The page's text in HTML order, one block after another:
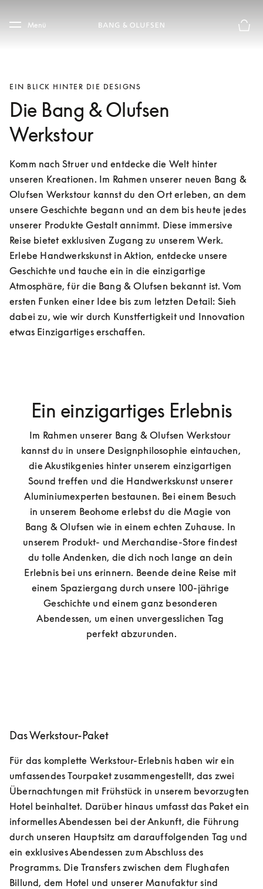
Skip to main footer
Menü
EIN BLICK HINTER DIE DESIGNS
Die Bang & Olufsen
Werkstour
Komm nach Struer und entdecke die Welt hinter
unseren Kreationen. Im Rahmen unserer neuen Bang &
Olufsen Werkstour kannst du den Ort erleben, an dem
unsere Geschichte begann und an dem bis heute jedes
unserer Produkte Gestalt annimmt. Diese immersive
Reise bietet exklusiven Zugang zu unserem Werk.
Erlebe Handwerkskunst in Aktion, entdecke unsere
Geschichte und tauche ein in die einzigartige
Atmosphäre, für die Bang & Olufsen bekannt ist. Vom
ersten Funken einer Idee bis zum letzten Detail: Sieh
dabei zu, wie wir durch Kunstfertigkeit und Innovation
etwas Einzigartiges erschaffen.
Ein einzigartiges Erlebnis
Im Rahmen unserer Bang & Olufsen Werkstour
kannst du in unsere Designphilosophie eintauchen,
die Akustikgenies hinter unserem einzigartigen
Sound treffen und die Handwerkskunst unserer
Aluminiumexperten bestaunen. Bei einem Besuch
in unserem Beohome erlebst du die Magie von
Bang & Olufsen wie in einem echten Zuhause. In
unserem Produkt- und Merchandise-Store findest
du tolle Andenken, die dich noch lange an dein
Erlebnis bei uns erinnern. Beende deine Reise mit
einem Spaziergang durch unsere 100-jährige
Geschichte und einem ganz besonderen
Abendessen, um einen unvergesslichen Tag
perfekt abzurunden.
Das Werkstour-Paket
Für das komplette Werkstour-Erlebnis haben wir ein
umfassendes Tourpaket zusammengestellt, das zwei
Übernachtungen mit Frühstück in unserem bevorzugten
Hotel beinhaltet. Darüber hinaus umfasst das Paket ein
informelles Abendessen bei der Ankunft, die Führung
durch unseren Hauptsitz am darauffolgenden Tag und
ein exklusives Abendessen zum Abschluss des
Programms. Die Transfers zwischen dem Flughafen
Billund, dem Hotel und unserer Manufaktur sind